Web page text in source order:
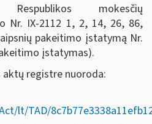
mokesčių
Nr. IX-2112 1, 2, 14, 26, 86,
pakeitimo įstatymą Nr.
įstatymas).
aktų registre nuoroda:
lt/TAD/